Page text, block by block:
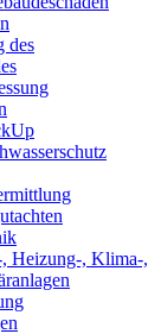
des
Heizung-, Klima-,